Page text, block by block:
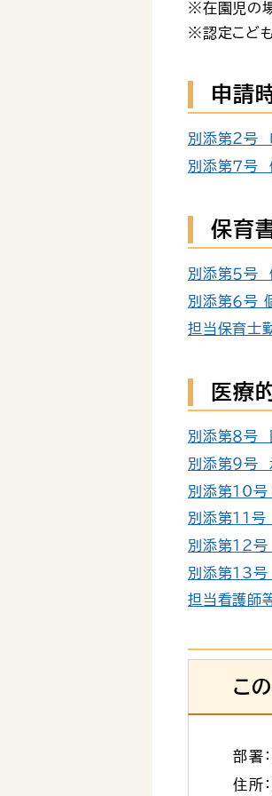
※在園児の場
※認定こど
申請
別添第２号
別添第７号
保育
別添第５号
別添第６号_
担当保育士
医療
別添第８号
別添第９号
別添第10号
別添第11号
別添第12号
別添第13号
担当看護師
こ
部署
住所：